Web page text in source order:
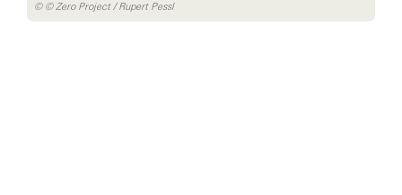
© © Zero Project / Rupert Pessl